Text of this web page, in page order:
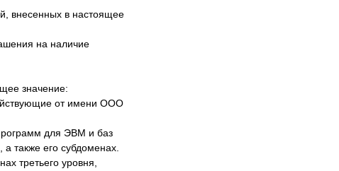
внесенных в настоящее
на наличие
значение:
от имени ООО
для ЭВМ и баз
также его субдоменах.
третьего уровня,